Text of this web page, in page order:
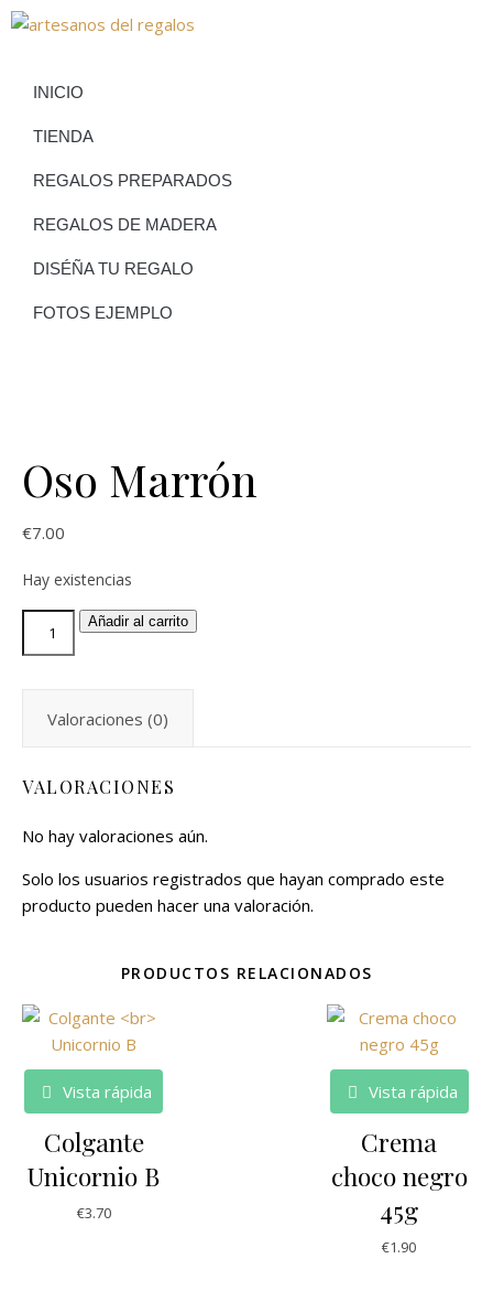
INICIO
TIENDA
REGALOS PREPARADOS
REGALOS DE MADERA
DISÉÑA TU REGALO
FOTOS EJEMPLO
Oso Marrón
€7.00
Hay existencias
Añadir al carrito
Valoraciones (0)
VALORACIONES
No hay valoraciones aún.
Solo los usuarios registrados que hayan comprado este
producto pueden hacer una valoración.
PRODUCTOS RELACIONADOS
Vista rápida
Colgante
Unicornio B
€3.70
Vista rápida
Crema
choco negro
45g
€1.90